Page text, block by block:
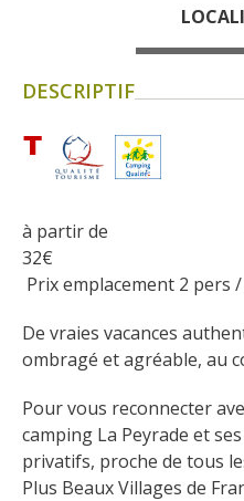
Les marchés et foires
Nos producteurs
Recettes et produits locaux
Flâner à moins de
cent kilomètres
France
Les villages de caractère
Rouergue
Les Villes et Pays d'art et
De la vallée du Lot au pays
Decazeville-Aubin
Patrimoine mondial de
DESCRIPTIF
à partir de
32€
Prix emplacement 2 pers
De vraies vacances
ombragé et agréable, au
Pour vous reconnecter
camping La Peyrade et
privatifs, proche de tous
Plus Beaux Villages de